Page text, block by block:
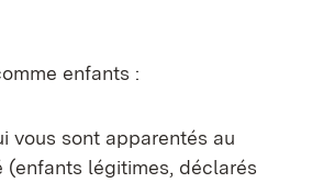
enfants :
vous sont apparentés au
(enfants légitimes, déclarés